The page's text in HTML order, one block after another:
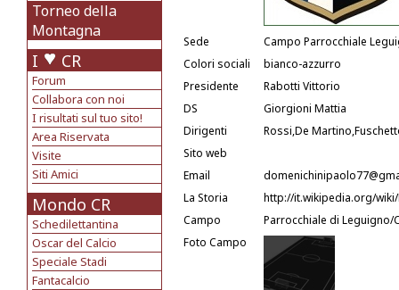
Torneo della
Montagna
I CR
Forum
Collabora con noi
I risultati sul tuo sito!
Area Riservata
Visite
Siti Amici
Mondo CR
Schedilettantina
Oscar del Calcio
Speciale Stadi
Fantacalcio
Sede
Campo Parrocchiale
Colori sociali
bianco-azzurro
Presidente
Rabotti Vittorio
DS
Giorgioni Mattia
Dirigenti
Rossi,De
Sito web
Email
La Storia
http://it.wikipedia.org/
Campo
Parrocchiale di Leguigno/
Foto Campo